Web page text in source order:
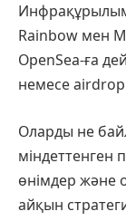
Rainbow мен
OpenSea-ға
немесе
Оларды не
өнімдер және
айқын